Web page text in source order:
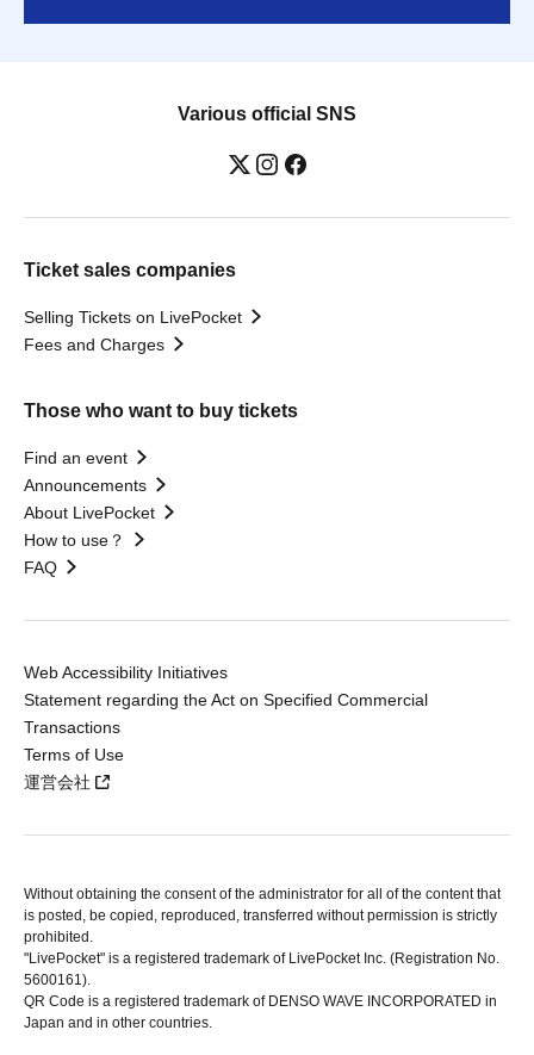
Various official SNS
Ticket sales companies
Selling Tickets on LivePocket
Fees and Charges
Those who want to buy tickets
Find an event
Announcements
About LivePocket
How to use？
FAQ
Web Accessibility Initiatives
Statement regarding the Act on Specified Commercial
Transactions
Terms of Use
運営会社
Without obtaining the consent of the administrator for all of the content that
is posted, be copied, reproduced, transferred without permission is strictly
prohibited.
"LivePocket" is a registered trademark of LivePocket Inc. (Registration No.
5600161).
QR Code is a registered trademark of DENSO WAVE INCORPORATED in
Japan and in other countries.